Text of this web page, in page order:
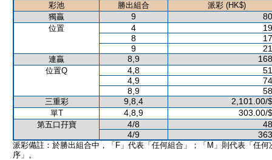
彩池 勝出組合
派彩 (HK$)
獨贏
9
位置 4
8
9
連贏 8,9
位置Q 4,8
4,9
8,9
三重彩 9,8,4 2,101.00/
單T 4,8,9 303.00/
第五口孖寶 4/8
4/9
派彩備註：於勝出組合中，「F」代表「任何組合」；「M」則代表「任何
序」。